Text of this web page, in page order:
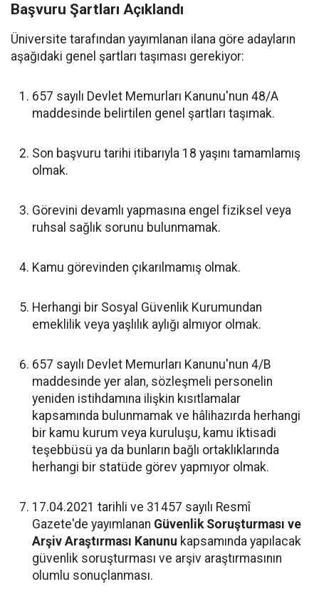
Başvuru Şartları Açıklandı
Üniversite tarafından yayımlanan ilana göre adayların
aşağıdaki genel şartları taşıması gerekiyor:
657 sayılı Devlet Memurları Kanunu'nun 48/A
maddesinde belirtilen genel şartları taşımak.
Son başvuru tarihi itibarıyla 18 yaşını tamamlamış
olmak.
Görevini devamlı yapmasına engel fiziksel veya
ruhsal sağlık sorunu bulunmamak.
Kamu görevinden çıkarılmamış olmak.
Herhangi bir Sosyal Güvenlik Kurumundan
emeklilik veya yaşlılık aylığı almıyor olmak.
657 sayılı Devlet Memurları Kanunu'nun 4/B
maddesinde yer alan, sözleşmeli personelin
yeniden istihdamına ilişkin kısıtlamalar
kapsamında bulunmamak ve hâlihazırda herhangi
bir kamu kurum veya kuruluşu, kamu iktisadi
teşebbüsü ya da bunların bağlı ortaklıklarında
herhangi bir statüde görev yapmıyor olmak.
17.04.2021 tarihli ve 31457 sayılı Resmî
Gazete'de yayımlanan Güvenlik Soruşturması ve
Arşiv Araştırması Kanunu kapsamında yapılacak
güvenlik soruşturması ve arşiv araştırmasının
olumlu sonuçlanması.